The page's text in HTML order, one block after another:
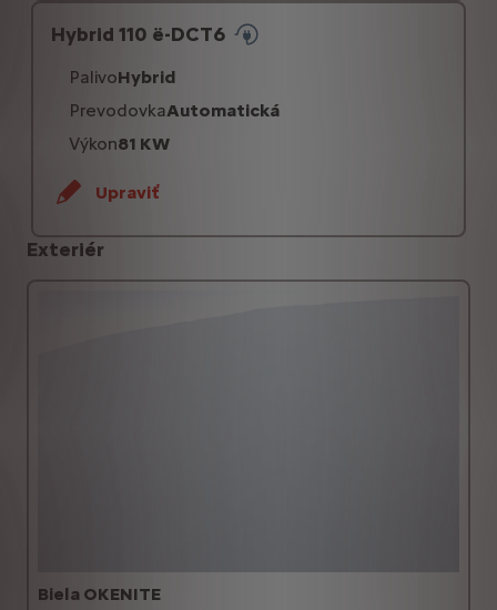
Hybrid 110 ë-DCT6
PalivoHybrid
PrevodovkaAutomatická
Výkon81 KW
Upraviť
Exteriér
Biela OKENITE